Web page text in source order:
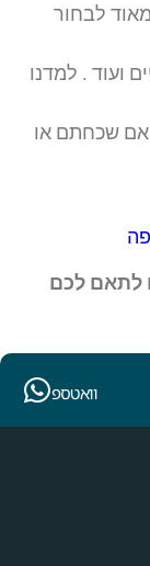
לבחור
ועוד . למדנו
אם שכחתם או
052-8908940 ונשמח לתאם לכם
וואטספ